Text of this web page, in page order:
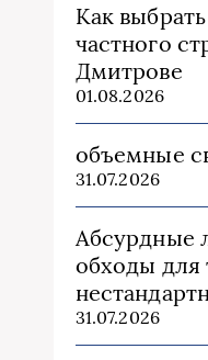
Как
частного
Дмитрове
01.08.2026
объемные
31.07.2026
Абсурдные
обходы для
31.07.2026